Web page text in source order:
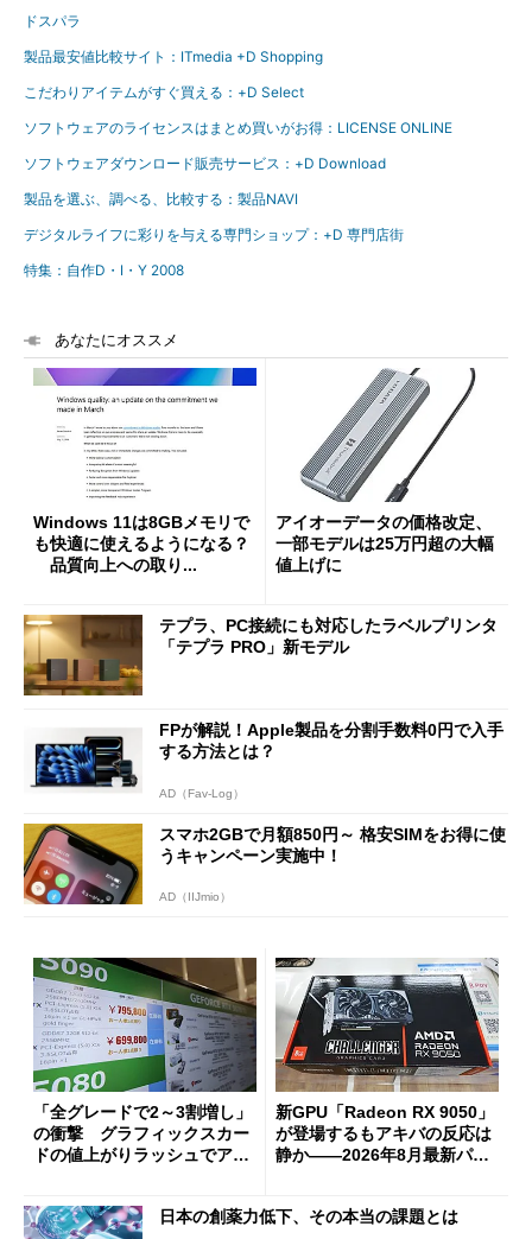
ドスパラ
製品最安値比較サイト：ITmedia +D Shopping
こだわりアイテムがすぐ買える：+D Select
ソフトウェアのライセンスはまとめ買いがお得：LICENSE ONLINE
ソフトウェアダウンロード販売サービス：+D Download
製品を選ぶ、調べる、比較する：製品NAVI
デジタルライフに彩りを与える専門ショップ：+D 専門店街
特集：自作D・I・Y 2008
あなたにオススメ
Windows 11は8GBメモリで
も快適に使えるようになる？
品質向上への取り...
アイオーデータの価格改定、
一部モデルは25万円超の大幅
値上げに
テプラ、PC接続にも対応したラベルプリンタ
「テプラ PRO」新モデル
FPが解説！Apple製品を分割手数料0円で入手
する方法とは？
AD（Fav-Log）
スマホ2GBで月額850円～ 格安SIMをお得に使
うキャンペーン実施中！
AD（IIJmio）
「全グレードで2～3割増し」
の衝撃 グラフィックスカー
ドの値上がりラッシュでアキ
新GPU「Radeon RX 9050」
が登場するもアキバの反応は
静か――2026年8月最新パー
日本の創薬力低下、その本当の課題とは